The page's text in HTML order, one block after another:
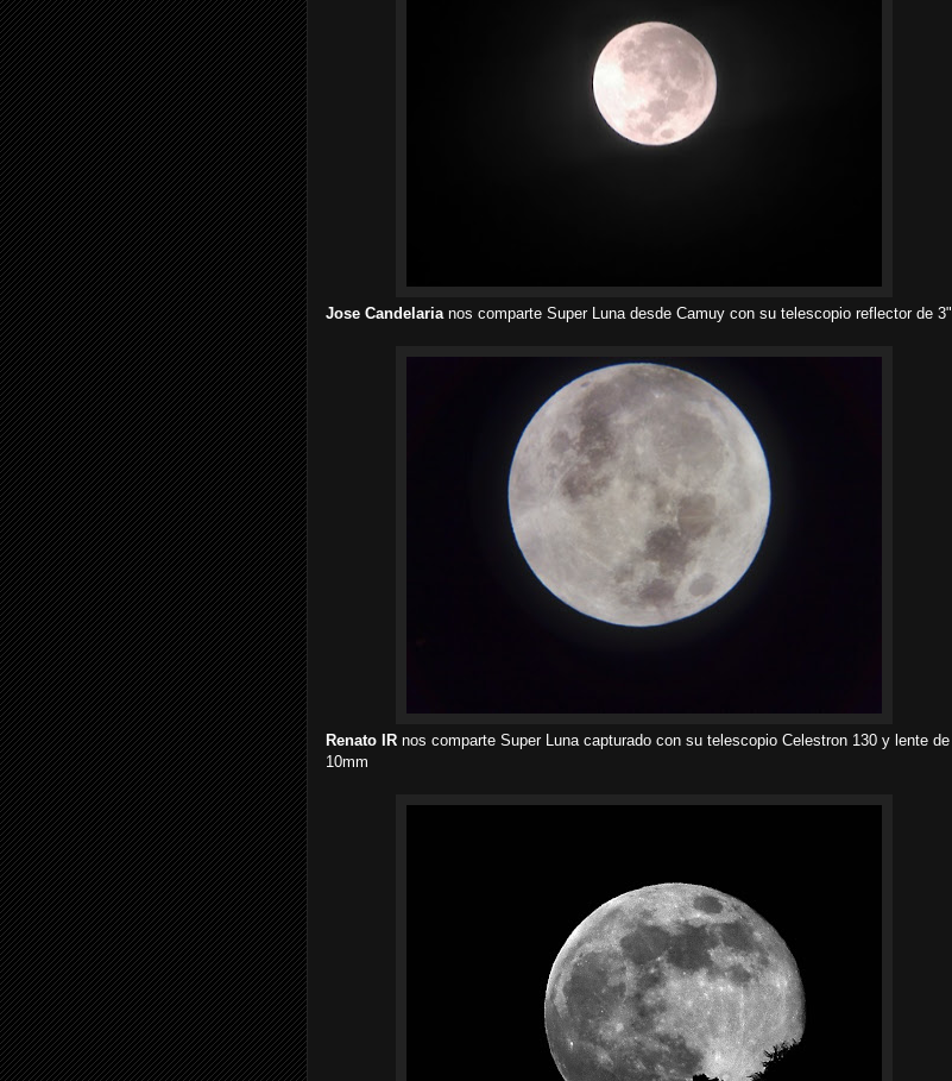
Jose Candelarianos comparte Super Luna desde Camuy con su telescopio reflector de 3"
Renato IR nos comparte Super Luna capturado con su telescopio Celestron 130 y lente de
10mm